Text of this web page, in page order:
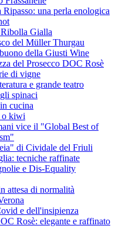
una perla enologica
Gialla
del Müller Thurgau
della Giusti Wine
del Prosecco DOC Rosè
di vigne
e grande teatro
spinaci
cucina
kiwi
vice il "Global Best of
di Cividale del Friuli
tecniche raffinate
e Dis-Equality
attesa di normalità
e dell'insipienza
Rosè: elegante e raffinato